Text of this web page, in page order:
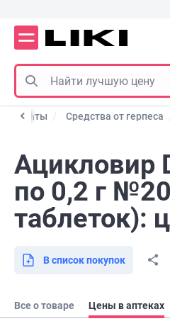
Средства от герпеса
Ацикловир
по 0,2 г
таблеток):
В список покупок
Все о товаре Цены в аптеках